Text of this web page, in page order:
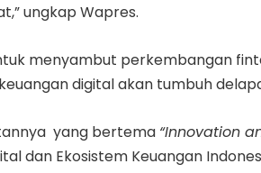
ungkap Wapres.
menyambut perkembangan
digital akan tumbuh
yang bertema “Innovation
dan Ekosistem Keuangan